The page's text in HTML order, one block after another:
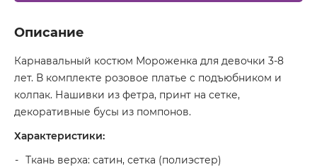
Описание
Карнавальный костюм Мороженка для девочки 3-8
лет. В комплекте розовое платье с подъюбником и
колпак. Нашивки из фетра, принт на сетке,
декоративные бусы из помпонов.
Характеристики:
Ткань верха: сатин, сетка (полиэстер)